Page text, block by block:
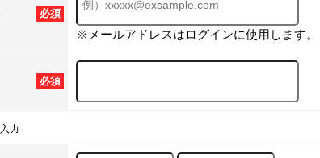
必須
※メールアドレスはログインに使用します。
必須
力